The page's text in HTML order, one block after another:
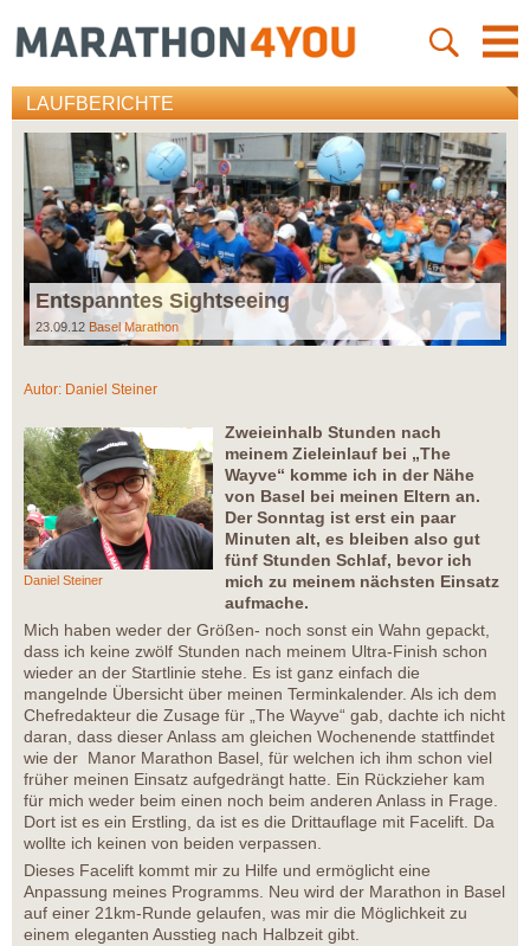
LAUFBERICHTE
Entspanntes Sightseeing
23.09.12 Basel Marathon
Autor: Daniel Steiner
Daniel Steiner
Zweieinhalb Stunden nach
meinem Zieleinlauf bei „The
Wayve“ komme ich in der Nähe
von Basel bei meinen Eltern an.
Der Sonntag ist erst ein paar
Minuten alt, es bleiben also gut
fünf Stunden Schlaf, bevor ich
mich zu meinem nächsten Einsatz
aufmache.
Mich haben weder der Größen- noch sonst ein Wahn gepackt,
dass ich keine zwölf Stunden nach meinem Ultra-Finish schon
wieder an der Startlinie stehe. Es ist ganz einfach die
mangelnde Übersicht über meinen Terminkalender. Als ich dem
Chefredakteur die Zusage für „The Wayve“ gab, dachte ich nicht
daran, dass dieser Anlass am gleichen Wochenende stattfindet
wie der Manor Marathon Basel, für welchen ich ihm schon viel
früher meinen Einsatz aufgedrängt hatte. Ein Rückzieher kam
für mich weder beim einen noch beim anderen Anlass in Frage.
Dort ist es ein Erstling, da ist es die Drittauflage mit Facelift. Da
wollte ich keinen von beiden verpassen.
Dieses Facelift kommt mir zu Hilfe und ermöglicht eine
Anpassung meines Programms. Neu wird der Marathon in Basel
auf einer 21km-Runde gelaufen, was mir die Möglichkeit zu
einem eleganten Ausstieg nach Halbzeit gibt.